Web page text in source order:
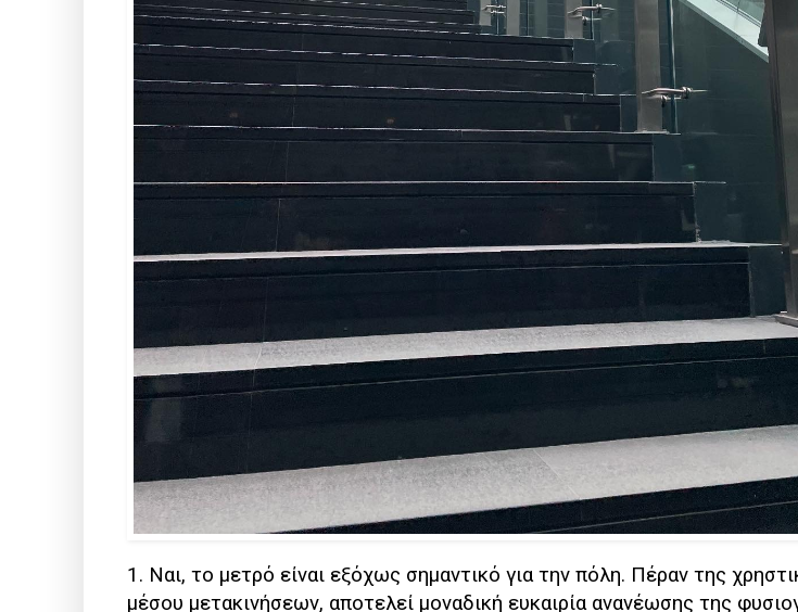
1. Ναι, το μετρό είναι εξόχως σημαντικό για την πόλη. Πέραν της
μέσου μετακινήσεων, αποτελεί μοναδική ευκαιρία ανανέωσης της